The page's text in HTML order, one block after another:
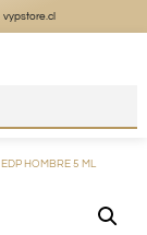
HOMBRE 5 ML